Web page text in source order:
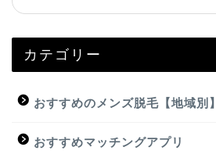
カテゴリー
おすすめのメンズ脱毛【地域別】
おすすめマッチングアプリ